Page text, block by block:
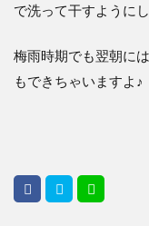
で洗って干すようにし
梅雨時期でも翌朝に
もできちゃいますよ♪